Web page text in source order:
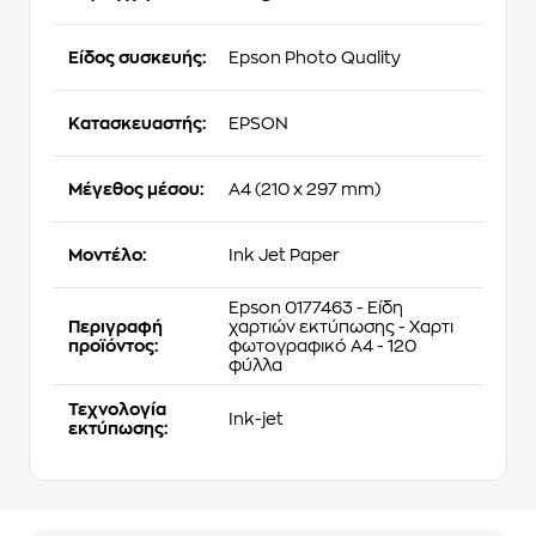
Είδος συσκευής: Epson Photo Quality
Κατασκευαστής: EPSON
Μέγεθος μέσου: A4 (210 x 297 mm)
Μοντέλο: Ink Jet Paper
Περιγραφή
προϊόντος:
Epson 0177463 - Είδη
χαρτιών εκτύπωσης - Χαρτι
φωτογραφικό Α4 - 120
φύλλα
Τεχνολογία
εκτύπωσης:
Ink-jet